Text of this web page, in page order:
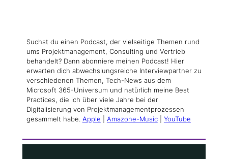
Suchst du einen Podcast, der vielseitige Themen rund
ums Projektmanagement, Consulting und Vertrieb
behandelt? Dann abonniere meinen Podcast! Hier
erwarten dich abwechslungsreiche Interviewpartner zu
verschiedenen Themen, Tech-News aus dem
Microsoft 365-Universum und natürlich meine Best
Practices, die ich über viele Jahre bei der
Digitalisierung von Projektmanagementprozessen
gesammelt habe. Apple Amazone-Music| YouTube